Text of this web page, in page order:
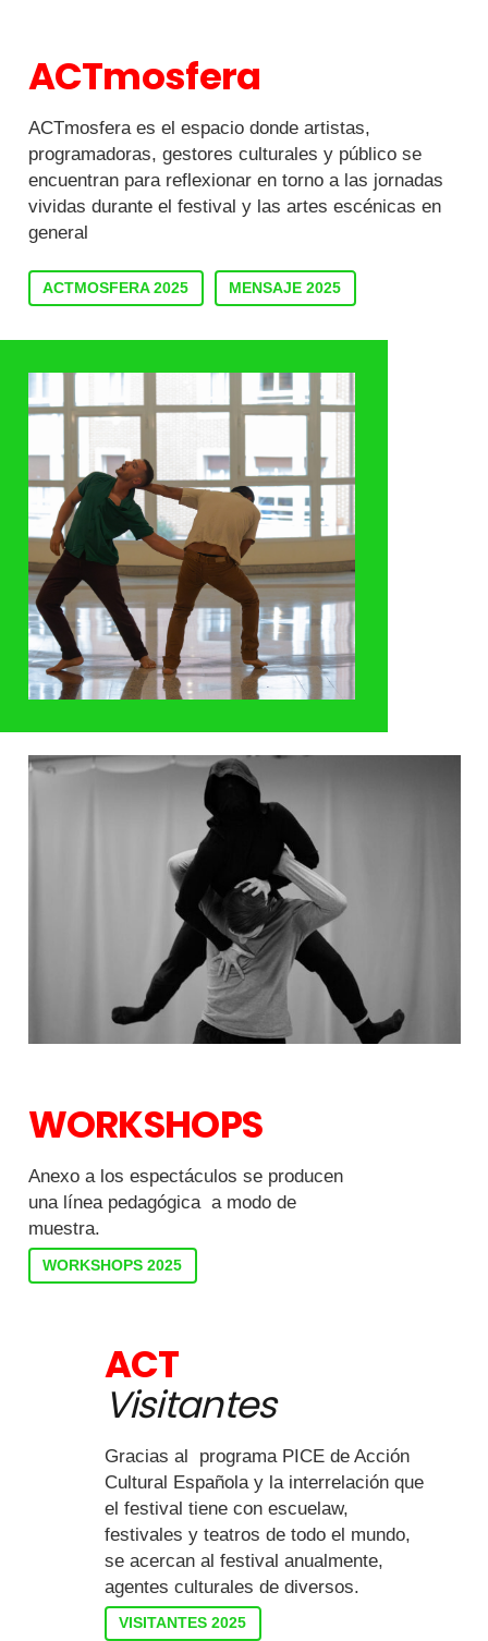
ACTmosfera
ACTmosfera es el espacio donde artistas,
programadoras, gestores culturales y público se
encuentran para reflexionar en torno a las jornadas
vividas durante el festival y las artes escénicas en
general
ACTMOSFERA 2025 MENSAJE 2025
WORKSHOPS
Anexo a los espectáculos se producen
una línea pedagógica a modo de
muestra.
WORKSHOPS 2025
ACT
Visitantes
Gracias al programa PICE de Acción
Cultural Española y la interrelación que
el festival tiene con escuelaw,
festivales y teatros de todo el mundo,
se acercan al festival anualmente,
agentes culturales de diversos.
VISITANTES 2025